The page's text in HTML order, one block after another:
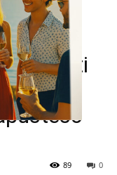
la
un text
trezeşti
taur
0
89